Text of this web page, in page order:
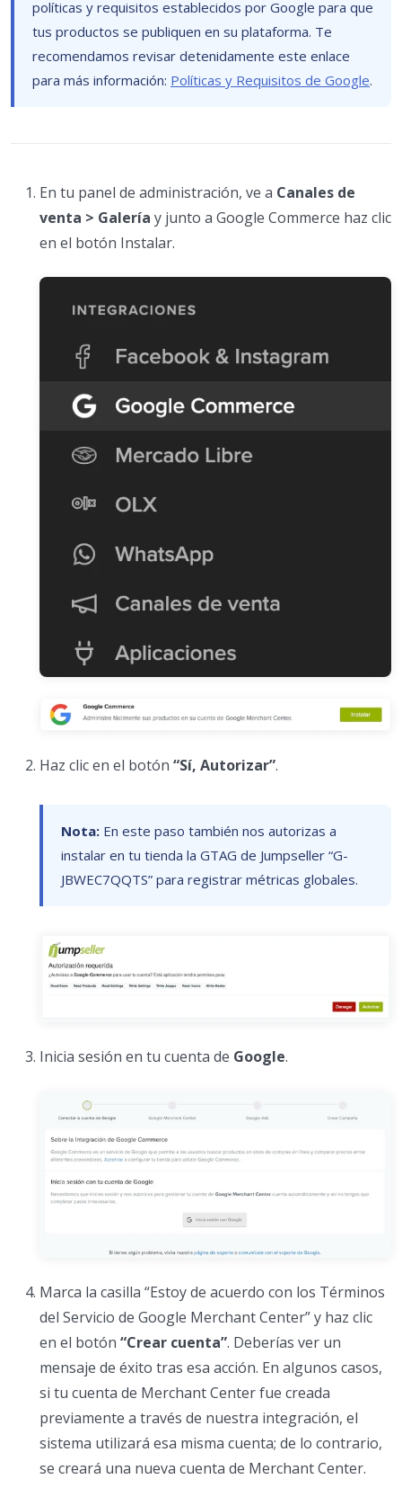
políticas y requisitos establecidos por Google para que
tus productos se publiquen en su plataforma. Te
recomendamos revisar detenidamente este enlace
para más información: Políticas y Requisitos de Google.
En tu panel de administración, ve a Canales de
venta > Galería y junto a Google Commerce haz clic
en el botón Instalar.
Haz clic en el botón “Sí, Autorizar”.
Nota: En este paso también nos autorizas a
instalar en tu tienda la GTAG de Jumpseller “G-
JBWEC7QQTS” para registrar métricas globales.
Inicia sesión en tu cuenta de Google.
Marca la casilla “Estoy de acuerdo con los Términos
del Servicio de Google Merchant Center” y haz clic
en el botón “Crear cuenta”. Deberías ver un
mensaje de éxito tras esa acción. En algunos casos,
si tu cuenta de Merchant Center fue creada
previamente a través de nuestra integración, el
sistema utilizará esa misma cuenta; de lo contrario,
se creará una nueva cuenta de Merchant Center.